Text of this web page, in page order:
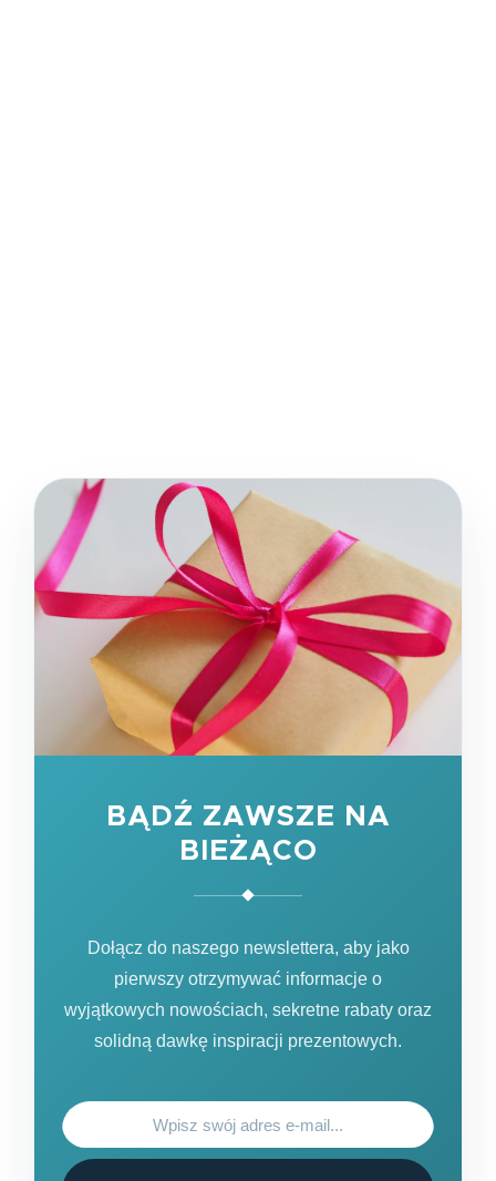
BĄDŹ ZAWSZE NA
BIEŻĄCO
Dołącz do naszego newslettera, aby jako
pierwszy otrzymywać informacje o
wyjątkowych nowościach, sekretne rabaty oraz
solidną dawkę inspiracji prezentowych.